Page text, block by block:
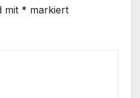
mit * markiert